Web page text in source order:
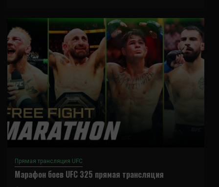
Прямая трансляция UFC
Марафон боев UFC 325 прямая трансляция